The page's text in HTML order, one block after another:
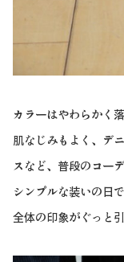
カラーはやわらかく
肌なじみもよく、デ
スなど、普段のコー
シンプルな装いの日
全体の印象がぐっと